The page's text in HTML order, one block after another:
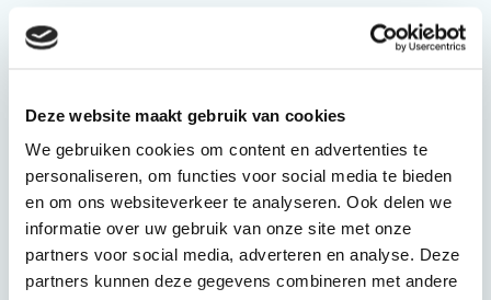
Deze website maakt gebruik van cookies
We gebruiken cookies om content en advertenties te
personaliseren, om functies voor social media te bieden
en om ons websiteverkeer te analyseren. Ook delen we
informatie over uw gebruik van onze site met onze
partners voor social media, adverteren en analyse. Deze
partners kunnen deze gegevens combineren met andere
Hoe verlopen de technische inspectie en
scheiding van leidingen in een woning?
grondige technische inspectie van het bestaande leidingwerk in
jouw woning. Een installateur brengt in kaart welke
afvoerleidingen geschikt zijn om grijswater op te vangen en
welke aanpassingen nodig zijn om grijswater te scheiden van
De scheiding van grijswater en zwart water is in Nederland